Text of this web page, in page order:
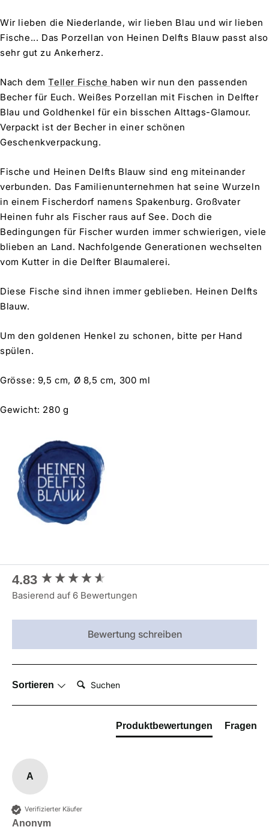
Wir lieben die Niederlande, wir lieben Blau und wir lieben
Fische... Das Porzellan von Heinen Delfts Blauw passt also
sehr gut zu Ankerherz.
Nach demTeller Fische haben wir nun den passenden
Becher für Euch. Weißes Porzellan mit Fischen in Delfter
Blau und Goldhenkel für ein bisschen Alttags-Glamour.
Verpackt ist der Becher in einer schönen
Geschenkverpackung.
Fische und Heinen Delfts Blauw sind eng miteinander
verbunden. Das Familienunternehmen hat seine Wurzeln
in einem Fischerdorf namens Spakenburg. Großvater
Heinen fuhr als Fischer raus auf See. Doch die
Bedingungen für Fischer wurden immer schwierigen, viele
blieben an Land. Nachfolgende Generationen wechselten
vom Kutter in die Delfter Blaumalerei.
Diese Fische sind ihnen immer geblieben. Heinen Delfts
Blauw.
Um den goldenen Henkel zu schonen, bitte per Hand
spülen.
Grösse: 9,5 cm, Ø 8,5 cm, 300 ml
Gewicht: 280 g
4.83
Basierend auf 6 Bewertungen
Bewertung schreiben
Sortieren Suchen:
Produktbewertungen Fragen
A
Verifizierter Käufer
Anonym
New content loaded